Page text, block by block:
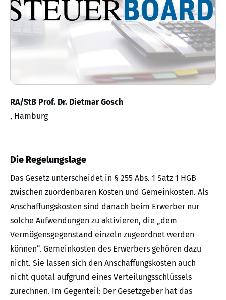
RA/StB Prof. Dr. Dietmar Gosch
, Hamburg
Die Regelungslage
Das Gesetz unterscheidet in § 255 Abs. 1 Satz 1 HGB
zwischen zuordenbaren Kosten und Gemeinkosten. Als
Anschaffungskosten sind danach beim Erwerber nur
solche Aufwendungen zu aktivieren, die „dem
Vermögensgegenstand einzeln zugeordnet werden
können“. Gemeinkosten des Erwerbers gehören dazu
nicht. Sie lassen sich den Anschaffungskosten auch
nicht quotal aufgrund eines Verteilungsschlüssels
zurechnen. Im Gegenteil: Der Gesetzgeber hat das